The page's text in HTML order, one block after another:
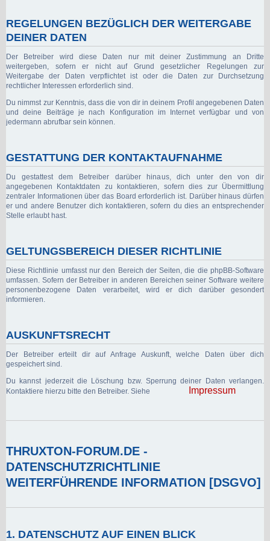
REGELUNGEN BEZÜGLICH DER WEITERGABE
DEINER DATEN
Der Betreiber wird diese Daten nur mit deiner Zustimmung an Dritte
weitergeben, sofern er nicht auf Grund gesetzlicher Regelungen zur
Weitergabe der Daten verpflichtet ist oder die Daten zur Durchsetzung
rechtlicher Interessen erforderlich sind.
Du nimmst zur Kenntnis, dass die von dir in deinem Profil angegebenen Daten
und deine Beiträge je nach Konfiguration im Internet verfügbar und von
jedermann abrufbar sein können.
GESTATTUNG DER KONTAKTAUFNAHME
Du gestattest dem Betreiber darüber hinaus, dich unter den von dir
angegebenen Kontaktdaten zu kontaktieren, sofern dies zur Übermittlung
zentraler Informationen über das Board erforderlich ist. Darüber hinaus dürfen
er und andere Benutzer dich kontaktieren, sofern du dies an entsprechender
Stelle erlaubt hast.
GELTUNGSBEREICH DIESER RICHTLINIE
Diese Richtlinie umfasst nur den Bereich der Seiten, die die phpBB-Software
umfassen. Sofern der Betreiber in anderen Bereichen seiner Software weitere
personenbezogene Daten verarbeitet, wird er dich darüber gesondert
informieren.
AUSKUNFTSRECHT
Der Betreiber erteilt dir auf Anfrage Auskunft, welche Daten über dich
gespeichert sind.
Du kannst jederzeit die Löschung bzw. Sperrung deiner Daten verlangen.
Kontaktiere hierzu bitte den Betreiber. Siehe
Impressum
THRUXTON-FORUM.DE -
DATENSCHUTZRICHTLINIE
WEITERFÜHRENDE INFORMATION [DSGVO]
1. DATENSCHUTZ AUF EINEN BLICK